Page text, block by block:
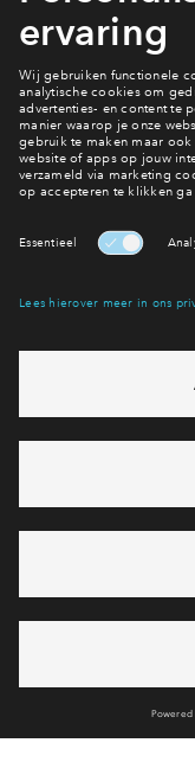
Bekijk de
Bekijk alle
Hiermee blijf je op de
Heb je een vraag
vandaag gesloten,